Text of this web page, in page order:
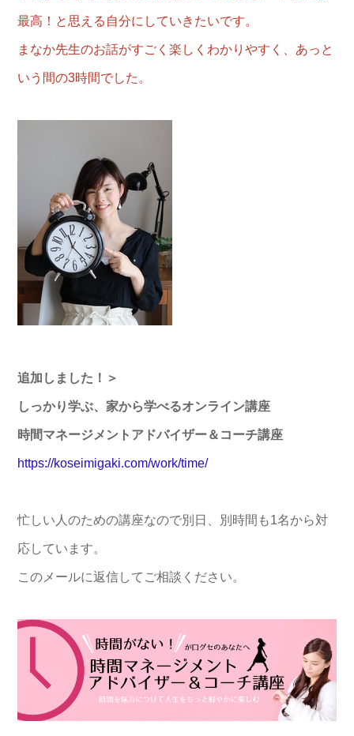
最高！と思える自分にしていきたいです。
まなか先生のお話がすごく楽しくわかりやすく、あっと
いう間の3時間でした。
追加しました！＞
しっかり学ぶ、家から学べるオンライン講座
時間マネージメントアドバイザー＆コーチ講座
https://koseimigaki.com/work/time/
忙しい人のための講座なので別日、別時間も1名から対
応しています。
このメールに返信してご相談ください。